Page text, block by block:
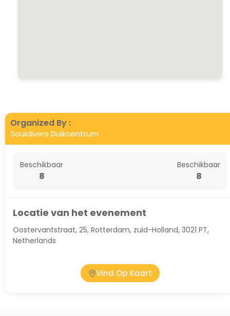
Organized By :
Souldivers Duikcentrum
Beschikbaar
8
Beschikbaar
8
Locatie van het evenement
Oostervantstraat, 25, Rotterdam, zuid-Holland, 3021 PT,
Netherlands
Vind Op Kaart